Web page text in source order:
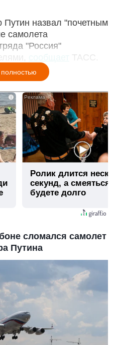
назвал "почетным
самолета
"Россия"
сообщает ТАСС.
полностью
i
Ролик длится
секунд, а
будете долго
сломался самолет
Путина